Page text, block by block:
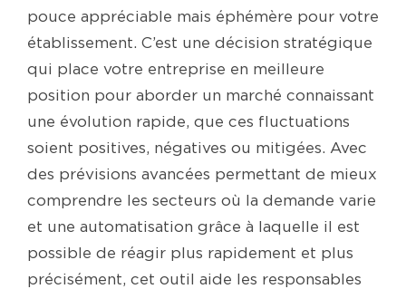
pouce appréciable mais éphémère pour votre
établissement. C’est une décision stratégique
qui place votre entreprise en meilleure
position pour aborder un marché connaissant
une évolution rapide, que ces fluctuations
soient positives, négatives ou mitigées. Avec
des prévisions avancées permettant de mieux
comprendre les secteurs où la demande varie
et une automatisation grâce à laquelle il est
possible de réagir plus rapidement et plus
précisément, cet outil aide les responsables